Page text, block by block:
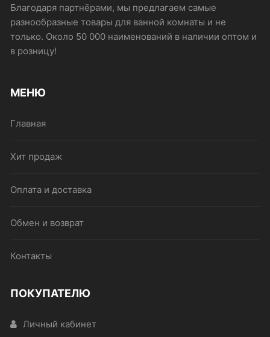
Благодаря партнёрами, мы предлагаем самые
разнообразные товары для ванной комнаты и не
только. Около 50 000 наименований в наличии оптом и
в розницу!
МЕНЮ
Главная
Хит продаж
Оплата и доставка
Обмен и возврат
Контакты
ПОКУПАТЕЛЮ
Личный кабинет